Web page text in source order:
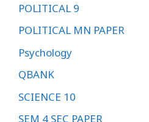
POLITICAL 9
POLITICAL MN PAPER
Psychology
QBANK
SCIENCE 10
SEM 4 SEC PAPER